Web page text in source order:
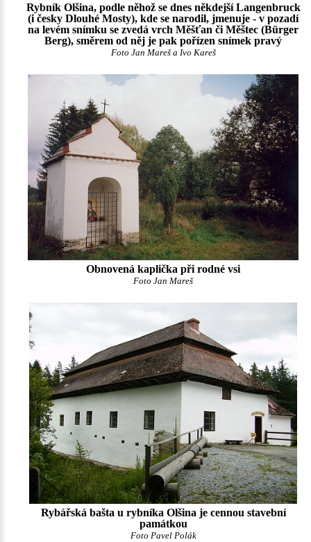
Rybník Olšina, podle něhož se dnes někdejší Langenbruck
(i česky Dlouhé Mosty), kde se narodil, jmenuje - v pozadí
na levém snímku se zvedá vrch Měšťan či Měštec (Bürger
Berg), směrem od něj je pak pořízen snímek pravý
Foto Jan Mareš a Ivo Kareš
Obnovená kaplička při rodné vsi
Foto Jan Mareš
Rybářská bašta u rybníka Olšina je cennou stavební
památkou
Foto Pavel Polák